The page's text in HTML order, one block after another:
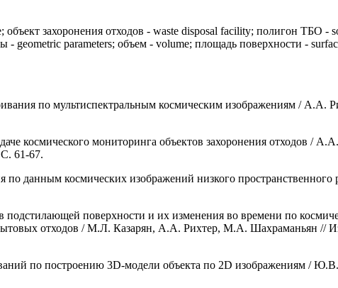
объект захоронения отходов - waste disposal facility; полигон ТБО
geometric parameters; объем - volume; площадь поверхности -
по мультиспектральным космическим изображениям /
космического мониторинга объектов захоронения отходов
61-67.
данным космических изображений низкого
поверхности и их изменения во времени по
отходов / М.Л. Казарян, А.А. Рихтер, М.А. Шахраманьян //
по построению 3D-модели объекта по 2D изображениям /